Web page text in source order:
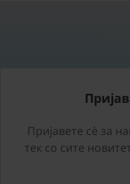
Пријавете сѐ за
тек со сите